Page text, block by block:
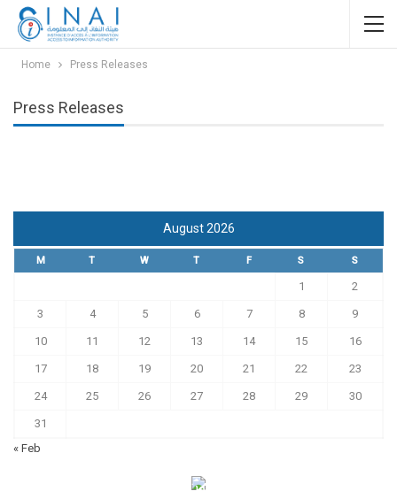
Home Press Releases
Press Releases
August 2026
M T W T F S S
1 2
3 4 5 6 7 8 9
10 11 12 13 14 15 16
17 18 19 20 21 22 23
24 25 26 27 28 29 30
31
« Feb
الهياكل الخاضعة لقانون النفاذ إلى المعلومة